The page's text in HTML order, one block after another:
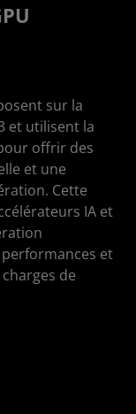
sur la
et utilisent la
offrir des
et une
Cette
IA et
et
de